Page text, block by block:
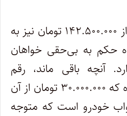
لذا در خصوص بیش از ۱۴۲.۵۰۰.۰۰۰ تومان نیز به
حکم به بی‌حقی خواهان
آنچه باقی ماند، رقم
۴۷.۰۰۰.۰۰۰ تومان بوده که ۳۰.۰۰۰.۰۰۰ تومان از آن
خودرو است که متوجه